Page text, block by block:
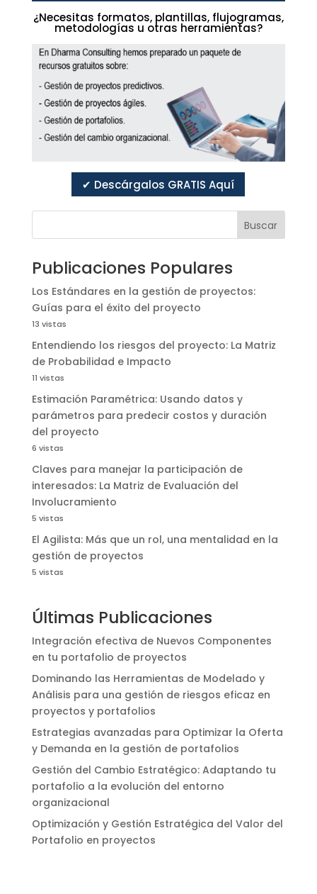
¿Necesitas formatos, plantillas, flujogramas,
metodologías u otras herramientas?
✔ Descárgalos GRATIS Aquí
Buscar
Publicaciones Populares
Los Estándares en la gestión de proyectos:
Guías para el éxito del proyecto
13 vistas
Entendiendo los riesgos del proyecto: La Matriz
de Probabilidad e Impacto
11 vistas
Estimación Paramétrica: Usando datos y
parámetros para predecir costos y duración
del proyecto
6 vistas
Claves para manejar la participación de
interesados: La Matriz de Evaluación del
Involucramiento
5 vistas
El Agilista: Más que un rol, una mentalidad en la
gestión de proyectos
5 vistas
Últimas Publicaciones
Integración efectiva de Nuevos Componentes
en tu portafolio de proyectos
Dominando las Herramientas de Modelado y
Análisis para una gestión de riesgos eficaz en
proyectos y portafolios
Estrategias avanzadas para Optimizar la Oferta
y Demanda en la gestión de portafolios
Gestión del Cambio Estratégico: Adaptando tu
portafolio a la evolución del entorno
organizacional
Optimización y Gestión Estratégica del Valor del
Portafolio en proyectos